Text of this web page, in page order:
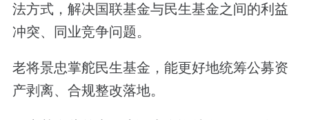
法方式，解决国联基金与民生基金之间的利益
冲突、同业竞争问题。
老将景忠掌舵民生基金，能更好地统筹公募资
产剥离、合规整改落地。